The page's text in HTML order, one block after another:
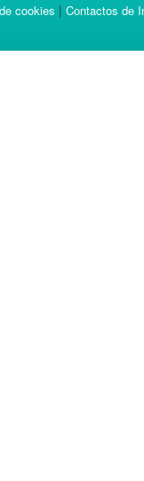
cookies | Contactos de